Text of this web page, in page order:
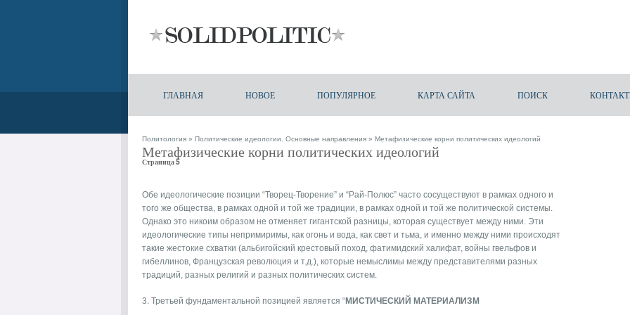
ГЛАВНАЯ НОВОЕ ПОПУЛЯРНОЕ КАРТА САЙТА ПОИСК
Политология » Политические идеологии. Основные направления » Метафизические корни политических идеологий
Метафизические корни политических идеологий
Страница 5
Обе идеологические позиции “Творец-Творение” и “Рай-Полюс” часто сосуществуют в рамках одного и
того же общества, в рамках одной и той же традиции, в рамках одной и той же политической системы.
Однако это никоим образом не отменяет гигантской разницы, которая существует между ними. Эти
идеологические типы непримиримы, как огонь и вода, как свет и тьма, и именно между ними происходят
такие жестокие схватки (альбигойский крестовый поход, фатимидский халифат, войны гвельфов и
гибеллинов, Французская революция и т.д.), которые немыслимы между представителями разных
традиций, разных религий и разных политических систем.
3. Третьей фундаментальной позицией является “МИСТИЧЕСКИЙ МАТЕРИАЛИЗМ